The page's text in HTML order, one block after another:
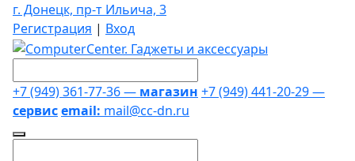
г. Донецк, пр-т Ильича, 3
Регистрация | Вход
+7 (949) 361-77-36 — магазин +7 (949) 441-20-29 —
сервисemail: mail@cc-dn.ru